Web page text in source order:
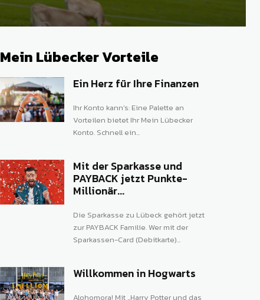
Mein Lübecker Vorteile
Ein Herz für Ihre Finanzen
Ihr Konto kann’s: Eine Palette an
Vorteilen bietet Ihr Mein Lübecker
Konto. Schnell ein...
Mit der Sparkasse und
PAYBACK jetzt Punkte-
Millionär...
Die Sparkasse zu Lübeck gehört jetzt
zur PAYBACK Familie. Wer mit der
Sparkassen-Card (Debitkarte)...
Willkommen in Hogwarts
Alohomora! Mit „Harry Potter und das